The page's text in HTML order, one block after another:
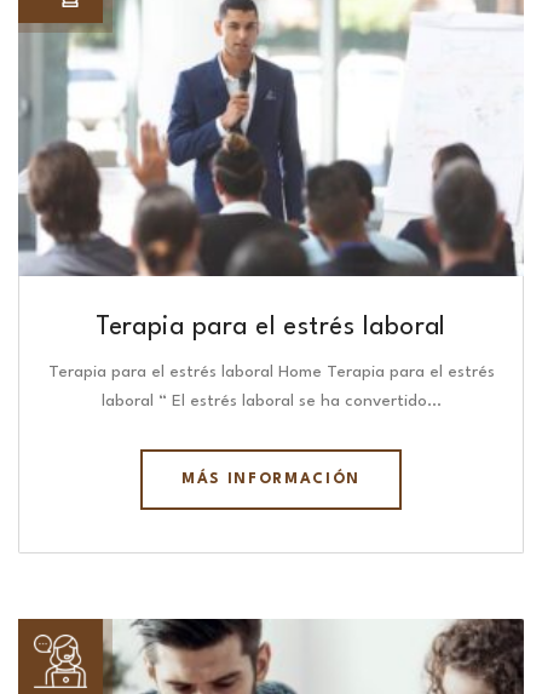
Terapia para el estrés laboral
Terapia para el estrés laboral Home Terapia para el estrés
laboral “ El estrés laboral se ha convertido…
MÁS INFORMACIÓN